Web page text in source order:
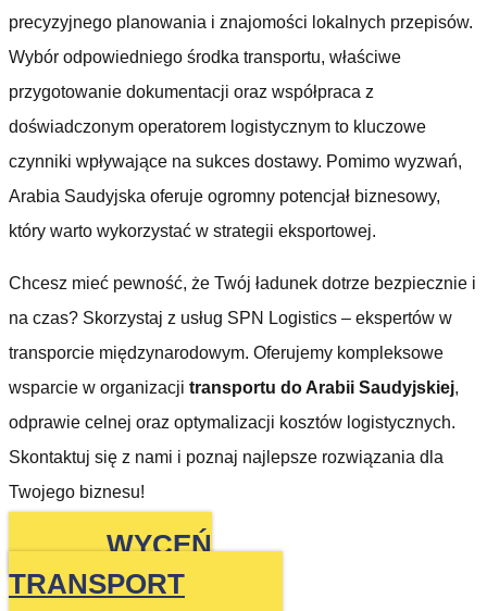
precyzyjnego planowania i znajomości lokalnych przepisów.
Wybór odpowiedniego środka transportu, właściwe
przygotowanie dokumentacji oraz współpraca z
doświadczonym operatorem logistycznym to kluczowe
czynniki wpływające na sukces dostawy. Pomimo wyzwań,
Arabia Saudyjska oferuje ogromny potencjał biznesowy,
który warto wykorzystać w strategii eksportowej.
Chcesz mieć pewność, że Twój ładunek dotrze bezpiecznie i
na czas? Skorzystaj z usług SPN Logistics – ekspertów w
transporcie międzynarodowym. Oferujemy kompleksowe
wsparcie w organizacji transportu do Arabii Saudyjskiej,
odprawie celnej oraz optymalizacji kosztów logistycznych.
Skontaktuj się z nami i poznaj najlepsze rozwiązania dla
Twojego biznesu!
WYCEŃ
TRANSPORT